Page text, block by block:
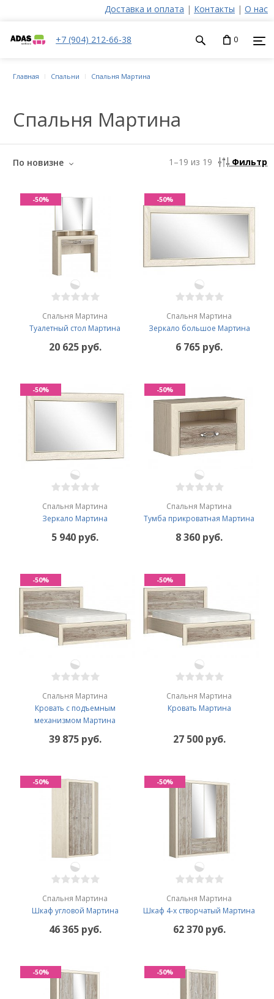
Доставка и оплата | Контакты | О нас
+7 (904) 212-66-38 0
Главная Спальни Спальня Мартина
Спальня Мартина
1 –19 из 19
По новизне Фильтр
Спальня Мартина
Туалетный стол Мартина
20 625 руб.
-50%
Спальня Мартина
Зеркало большое Мартина
6 765 руб.
-50%
Спальня Мартина
Зеркало Мартина
5 940 руб.
-50%
Спальня Мартина
Тумба прикроватная Мартина
8 360 руб.
-50%
Спальня Мартина
Кровать с подъемным
механизмом Мартина
39 875 руб.
-50%
Спальня Мартина
Кровать Мартина
27 500 руб.
-50%
Спальня Мартина
Шкаф угловой Мартина
46 365 руб.
-50%
Спальня Мартина
Шкаф 4-х створчатый Мартина
62 370 руб.
-50%
-50% -50%